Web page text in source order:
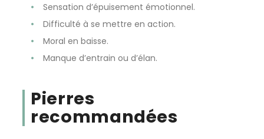
Sensation d’épuisement émotionnel.
Difficulté à se mettre en action.
Moral en baisse.
Manque d’entrain ou d’élan.
Pierres
recommandées